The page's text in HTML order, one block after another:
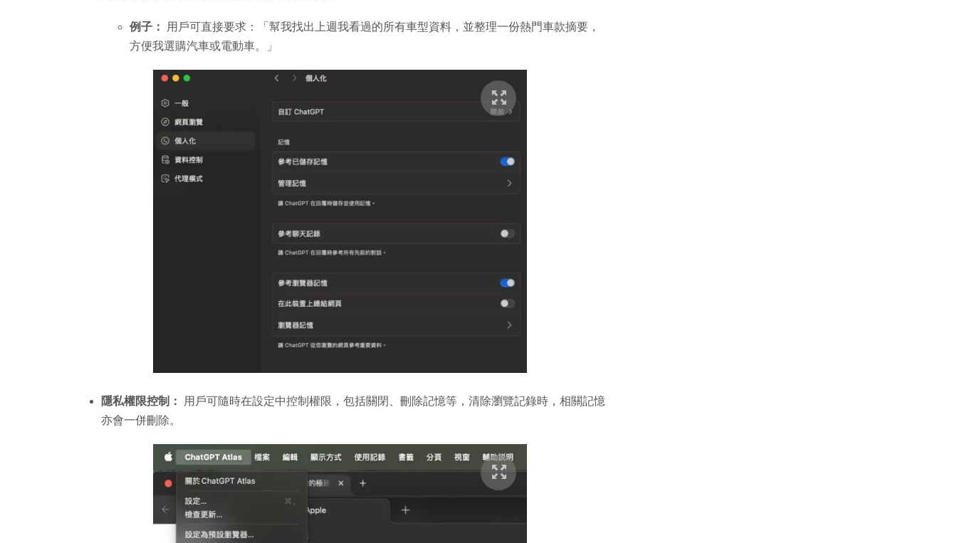
例子：
用戶可直接要求：「幫我找出上週我看過的所有車型資料，並整理一份熱門車款摘要，
方便我選購汽車或電動車。」
隱私權限控制：
用戶可隨時在設定中控制權限，包括關閉、刪除記憶等，清除瀏覽記錄時，相關記憶
亦會一併刪除。